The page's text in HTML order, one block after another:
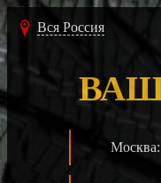
Вся Россия
Москва: